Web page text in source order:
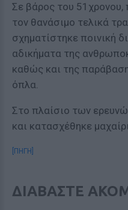
Σε βάρος του
τον θανάσιμο τελικά
σχηματίστηκε ποινική
αδικήματα της
καθώς και της
όπλα.
Στο πλαίσιο των
και κατασχέθηκε
[ΠΗΓΗ]
ΔΙΑΒΑΣΤΕ